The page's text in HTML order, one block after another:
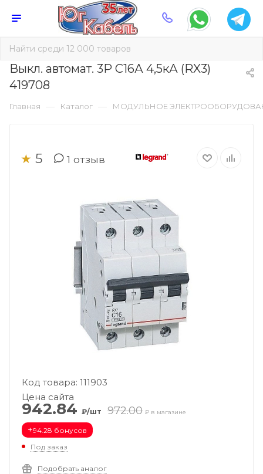
Выкл. автомат. 3Р С16А 4,5кА (RX3)
419708
Главная — Каталог — МОДУЛЬНОЕ
★ 5 1 отзыв
Код товара: 111903
Цена сайта
942.84 ₽/шт 972.00 ₽ в магазине
+94.28 бонусов
Под заказ
Подобрать аналог